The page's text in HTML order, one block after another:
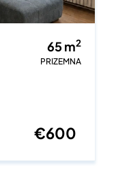
65m2
PRIZEMNA
€600